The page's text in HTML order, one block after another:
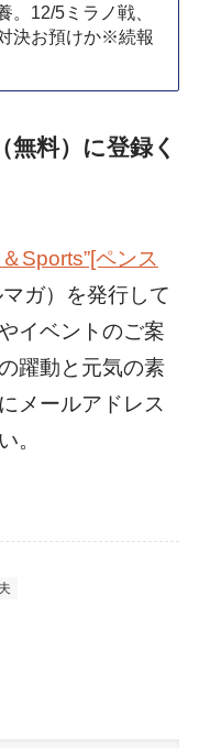
。12/5ミラノ戦、
決お預けか※続報
料）に登録く
Sports”[ペンス
ガ）を発行して
イベントのご案
躍動と元気の素
メールアドレス
。